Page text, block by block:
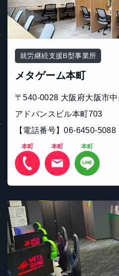
就労継続支援B型事業所
メタゲーム本町
〒540-0028 大阪府大阪市
アドバンスビル本町703
【電話番号】06-6450-5088
本町 本町 本町